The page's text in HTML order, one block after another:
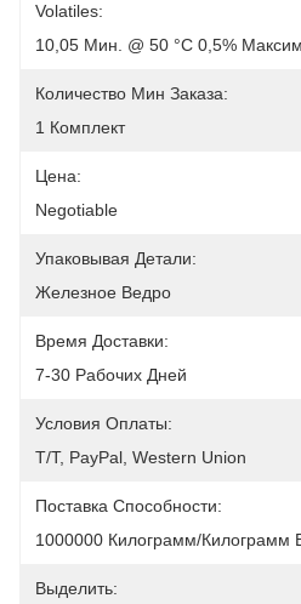
Volatiles:
10,05 Мин. @ 50 °C 0,5%
Количество Мин Заказа:
1 Комплект
Цена:
Negotiable
Упаковывая Детали:
Железное Ведро
Время Доставки:
7-30 Рабочих Дней
Условия Оплаты:
T/T, PayPal, Western Union
Поставка Способности:
1000000 Килограмм/килограмм
Выделить: